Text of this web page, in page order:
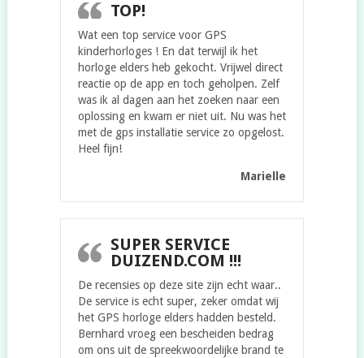
TOP!
Wat een top service voor GPS
kinderhorloges ! En dat terwijl ik het
horloge elders heb gekocht. Vrijwel direct
reactie op de app en toch geholpen. Zelf
was ik al dagen aan het zoeken naar een
oplossing en kwam er niet uit. Nu was het
met de gps installatie service zo opgelost.
Heel fijn!
Marielle
SUPER SERVICE
DUIZEND.COM !!!
De recensies op deze site zijn echt waar..
De service is echt super, zeker omdat wij
het GPS horloge elders hadden besteld.
Bernhard vroeg een bescheiden bedrag
om ons uit de spreekwoordelijke brand te